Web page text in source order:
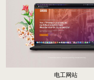
电工网站